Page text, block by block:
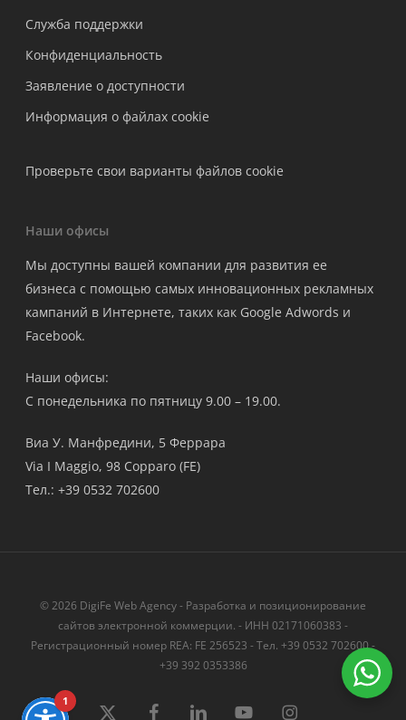
Служба поддержки
Конфиденциальность
Заявление о доступности
Информация о файлах cookie
Проверьте свои варианты файлов cookie
Наши офисы
Мы доступны вашей компании для развития ее
бизнеса с помощью самых инновационных рекламных
кампаний в Интернете, таких как Google Adwords и
Facebook.
Наши офисы:
С понедельника по пятницу 9.00 – 19.00.
Виа У. Манфредини, 5 Феррара
Via I Maggio, 98 Copparo (FE)
Тел.: +39 0532 702600
© 2026 DigiFe Web Agency - Разработка и позиционирование
сайтов электронной коммерции. - ИНН 02171060383 -
Регистрационный номер REA: FE 256523 - Тел. +39 0532 702600 -
+39 392 0353386
твиттер FacebookLinkedIn YouTube instagram
1